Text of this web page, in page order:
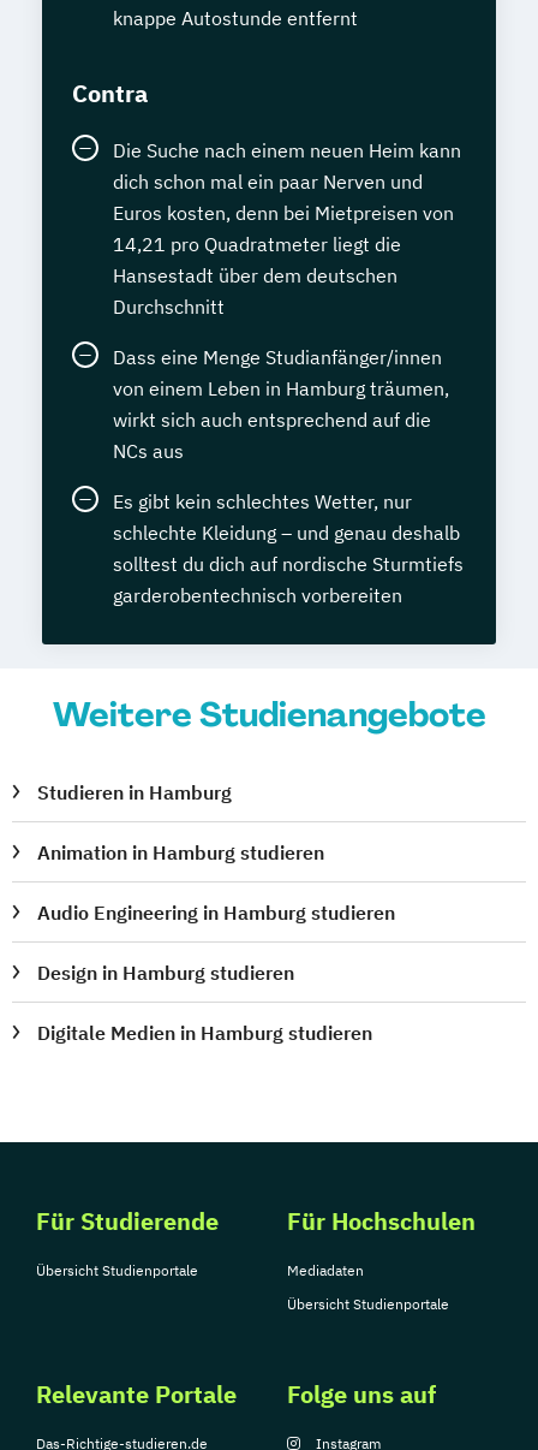
knappe Autostunde entfernt
Contra
Die Suche nach einem neuen Heim kann
dich schon mal ein paar Nerven und
Euros kosten, denn bei Mietpreisen von
14,21 pro Quadratmeter liegt die
Hansestadt über dem deutschen
Durchschnitt
Dass eine Menge Studianfänger/innen
von einem Leben in Hamburg träumen,
wirkt sich auch entsprechend auf die
NCs aus
Es gibt kein schlechtes Wetter, nur
schlechte Kleidung – und genau deshalb
solltest du dich auf nordische Sturmtiefs
garderobentechnisch vorbereiten
Weitere Studienangebote
Studieren in Hamburg
Animation in Hamburg studieren
Audio Engineering in Hamburg studieren
Design in Hamburg studieren
Digitale Medien in Hamburg studieren
Für Studierende
Übersicht Studienportale
Für Hochschulen
Mediadaten
Übersicht Studienportale
Relevante Portale
Das-Richtige-studieren.de
Folge uns auf
Instagram